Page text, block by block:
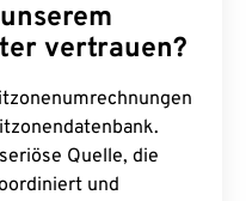
vertrauen?
Quelle, die
und